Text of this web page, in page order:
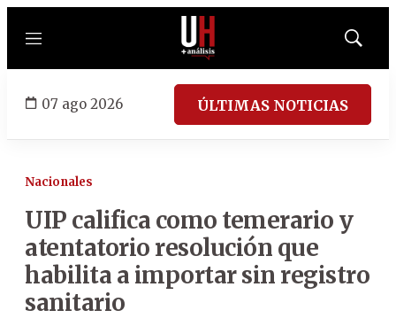
Menú
Mostrar
07 ago 2026 ÚLTIMAS NOTICIAS
Nacionales
UIP califica como temerario y
atentatorio resolución que
habilita a importar sin registro
sanitario